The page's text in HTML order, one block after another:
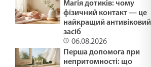
ВМІТИ ЦІНУВАТИ /1499/ Майтеся файно
19.02.2025
СПРАВЖНЄ СМИРЕННЯ /1498/ Майтеся
Магія дотиків: чому
фізичний контакт — це
найкращий антивіковий
засіб
06.08.2026
Перша допомога при
непритомності: що